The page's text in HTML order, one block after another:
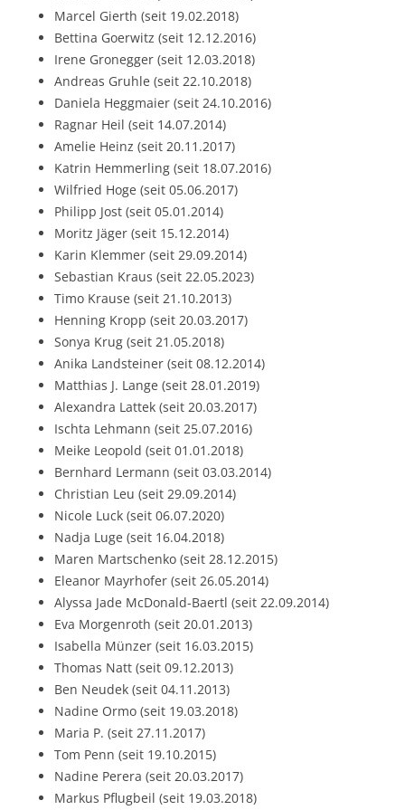
Marcel Gierth (seit 19.02.2018)
Bettina Goerwitz (seit 12.12.2016)
Irene Gronegger (seit 12.03.2018)
Andreas Gruhle (seit 22.10.2018)
Daniela Heggmaier (seit 24.10.2016)
Ragnar Heil (seit 14.07.2014)
Amelie Heinz (seit 20.11.2017)
Katrin Hemmerling (seit 18.07.2016)
Wilfried Hoge (seit 05.06.2017)
Philipp Jost (seit 05.01.2014)
Moritz Jäger (seit 15.12.2014)
Karin Klemmer (seit 29.09.2014)
Sebastian Kraus (seit 22.05.2023)
Timo Krause (seit 21.10.2013)
Henning Kropp (seit 20.03.2017)
Sonya Krug (seit 21.05.2018)
Anika Landsteiner (seit 08.12.2014)
Matthias J. Lange (seit 28.01.2019)
Alexandra Lattek (seit 20.03.2017)
Ischta Lehmann (seit 25.07.2016)
Meike Leopold (seit 01.01.2018)
Bernhard Lermann (seit 03.03.2014)
Christian Leu (seit 29.09.2014)
Nicole Luck (seit 06.07.2020)
Nadja Luge (seit 16.04.2018)
Maren Martschenko (seit 28.12.2015)
Eleanor Mayrhofer (seit 26.05.2014)
Alyssa Jade McDonald-Baertl (seit 22.09.2014)
Eva Morgenroth (seit 20.01.2013)
Isabella Münzer (seit 16.03.2015)
Thomas Natt (seit 09.12.2013)
Ben Neudek (seit 04.11.2013)
Nadine Ormo (seit 19.03.2018)
Maria P. (seit 27.11.2017)
Tom Penn (seit 19.10.2015)
Nadine Perera (seit 20.03.2017)
Markus Pflugbeil (seit 19.03.2018)